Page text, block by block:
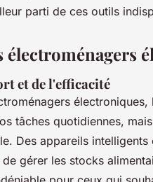
parti de ces outils
électroménagers
et de l'efficacité
tâches quotidiennes,
Des appareils
gérer les stocks